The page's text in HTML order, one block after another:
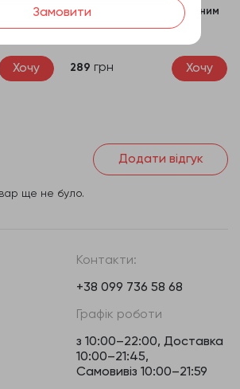
Хочу
Запечений рол з смаженим
289 грн Хочу
Додати відгук
ще не було.
Контакти:
+38 099 736 58 68
Графік роботи
з 10:00–22:00, Доставка
10:00–21:45,
Самовивіз 10:00–21:59
Замовити